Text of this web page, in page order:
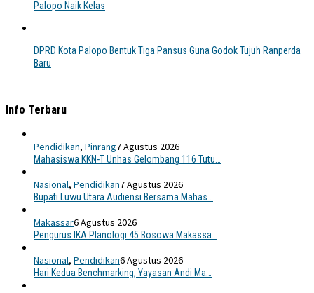
Palopo Naik Kelas
DPRD Kota Palopo Bentuk Tiga Pansus Guna Godok Tujuh Ranperda
Baru
Info Terbaru
Pendidikan, Pinrang7 Agustus 2026
Mahasiswa KKN-T Unhas Gelombang 116 Tutu…
Nasional, Pendidikan7 Agustus 2026
Bupati Luwu Utara Audiensi Bersama Mahas…
Makassar6 Agustus 2026
Pengurus IKA Planologi 45 Bosowa Makassa…
Nasional, Pendidikan6 Agustus 2026
Hari Kedua Benchmarking, Yayasan Andi Ma…